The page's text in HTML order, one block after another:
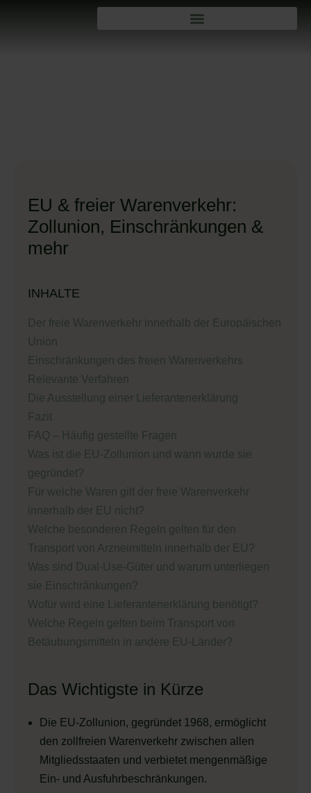
EU & freier Warenverkehr:
Zollunion, Einschränkungen &
mehr
INHALTE
Der freie Warenverkehr innerhalb der Europäischen
Union
Einschränkungen des freien Warenverkehrs
Relevante Verfahren
Die Ausstellung einer Lieferantenerklärung
Fazit
FAQ – Häufig gestellte Fragen
Was ist die EU-Zollunion und wann wurde sie
gegründet?
Für welche Waren gilt der freie Warenverkehr
innerhalb der EU nicht?
Welche besonderen Regeln gelten für den
Transport von Arzneimitteln innerhalb der EU?
Was sind Dual-Use-Güter und warum unterliegen
sie Einschränkungen?
Wofür wird eine Lieferantenerklärung benötigt?
Welche Regeln gelten beim Transport von
Betäubungsmitteln in andere EU-Länder?
Das Wichtigste in Kürze
Die EU-Zollunion, gegründet 1968, ermöglicht
den zollfreien Warenverkehr zwischen allen
Mitgliedsstaaten und verbietet mengenmäßige
Ein- und Ausfuhrbeschränkungen.